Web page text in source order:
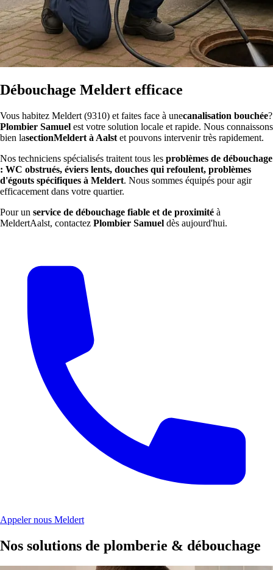
Débouchage Meldert efficace
Vous habitez Meldert (9310) et faites face à unecanalisation bouchée?
Plombier Samuel est votre solution locale et rapide. Nous connaissons
bien lasectionMeldert à Aalst et pouvons intervenir très rapidement.
Nos techniciens spécialisés traitent tous les problèmes de débouchage
: WC obstrués, éviers lents, douches qui refoulent, problèmes
d'égouts spécifiques à Meldert. Nous sommes équipés pour agir
efficacement dans votre quartier.
Pour un service de débouchage fiable et de proximité à
MeldertAalst, contactez Plombier Samuel dès aujourd'hui.
Appeler nous Meldert
Nos solutions de plomberie & débouchage